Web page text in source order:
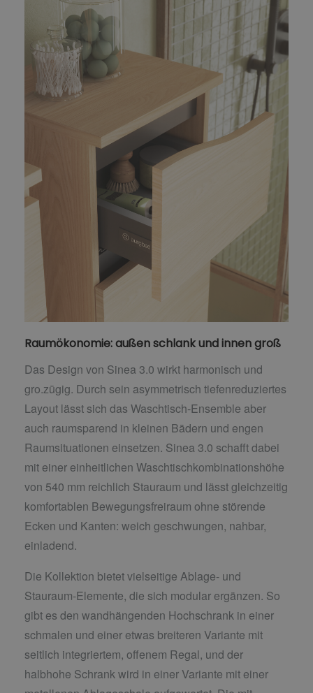
Raumökonomie: außen schlank und innen groß
Das Design von Sinea 3.0 wirkt harmonisch und
gro.zügig. Durch sein asymmetrisch tiefenreduziertes
Layout lässt sich das Waschtisch-Ensemble aber
auch raumsparend in kleinen Bädern und engen
Raumsituationen einsetzen. Sinea 3.0 schafft dabei
mit einer einheitlichen Waschtischkombinationshöhe
von 540 mm reichlich Stauraum und lässt gleichzeitig
komfortablen Bewegungsfreiraum ohne störende
Ecken und Kanten: weich geschwungen, nahbar,
einladend.
Die Kollektion bietet vielseitige Ablage- und
Stauraum-Elemente, die sich modular ergänzen. So
gibt es den wandhängenden Hochschrank in einer
schmalen und einer etwas breiteren Variante mit
seitlich integriertem, offenem Regal, und der
halbhohe Schrank wird in einer Variante mit einer